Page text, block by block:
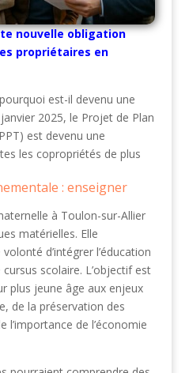
nouvelle obligation
propriétaires en
est-il devenu une
2025, le Projet de Plan
est devenu une
les copropriétés de plus
: enseigner
à Toulon-sur-Allier
matérielles. Elle
d’intégrer l’éducation
scolaire. L’objectif est
plus jeune âge aux enjeux
de la préservation des
l’importance de l’économie